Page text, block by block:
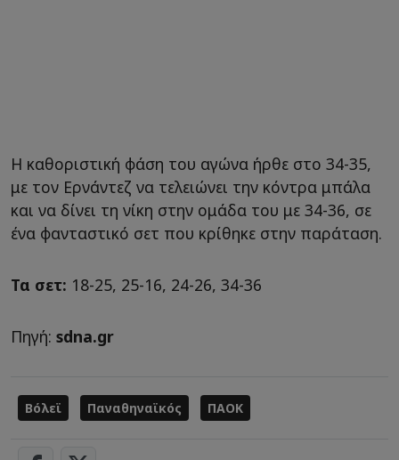
Η καθοριστική φάση του αγώνα ήρθε στο 34-35,
με τον Ερνάντεζ να τελειώνει την κόντρα μπάλα
και να δίνει τη νίκη στην ομάδα του με 34-36, σε
ένα φανταστικό σετ που κρίθηκε στην παράταση.
Τα σετ: 18-25, 25-16, 24-26, 34-36
Πηγή: sdna.gr
Βόλεϊ Παναθηναϊκός ΠΑΟΚ